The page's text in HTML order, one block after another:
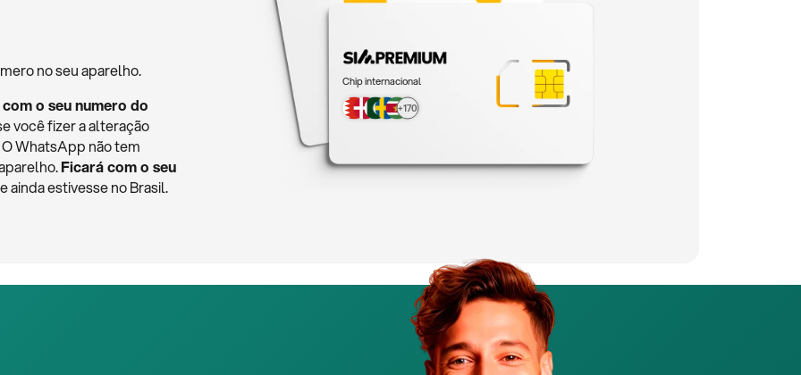
no seu aparelho.
o seu numero do
você fizer a alteração
WhatsApp não tem
Ficará com o seu
estivesse no Brasil.
Chip internacional
+170